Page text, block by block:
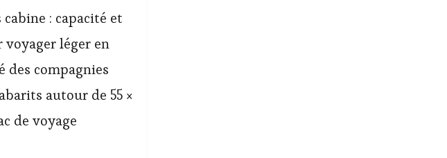
cabine : capacité et
léger en
des compagnies
autour de 55 ×
de voyage